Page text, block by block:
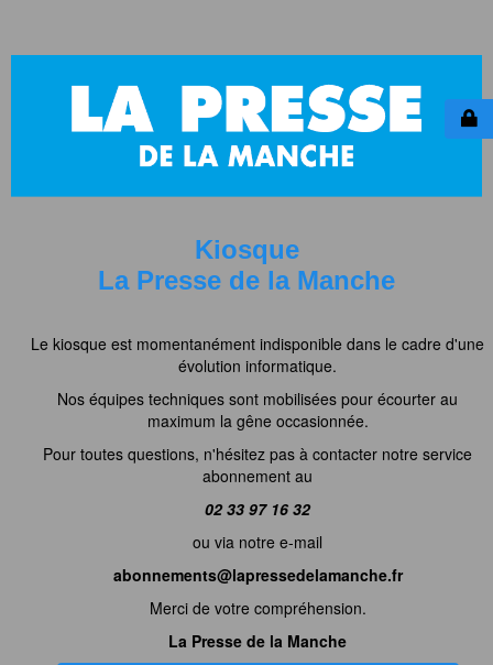
Kiosque
La Presse de la Manche
Le kiosque est momentanément indisponible dans le cadre d'une
évolution informatique.
Nos équipes techniques sont mobilisées pour écourter au
maximum la gêne occasionnée.
Pour toutes questions, n'hésitez pas à contacter notre service
abonnement au
02 33 97 16 32
ou via notre e-mail
abonnements@lapressedelamanche.fr
Merci de votre compréhension.
La Presse de la Manche